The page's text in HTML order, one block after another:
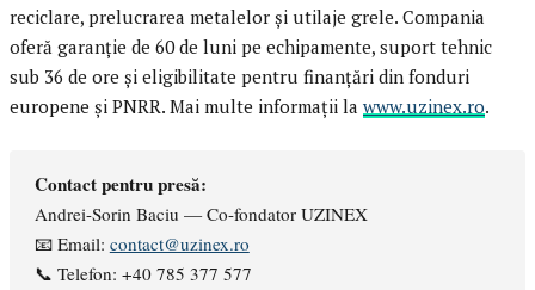
reciclare, prelucrarea metalelor și utilaje grele. Compania
oferă garanție de 60 de luni pe echipamente, suport tehnic
sub 36 de ore și eligibilitate pentru finanțări din fonduri
europene și PNRR. Mai multe informații la www.uzinex.ro.
Contact pentru presă:
Andrei-Sorin Baciu — Co-fondator UZINEX
📧 Email: contact@uzinex.ro
📞 Telefon: +40 785 377 577